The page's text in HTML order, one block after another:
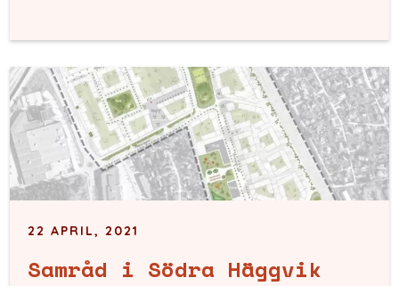
22 APRIL, 2021
Samråd i Södra Häggvik